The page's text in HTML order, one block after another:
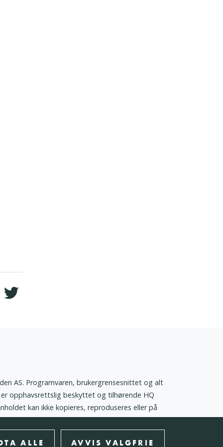
AS. Programvaren, brukergrensesnittet og alt
opphavsrettslig beskyttet og tilhørende HQ
kan ikke kopieres, reproduseres eller på
foreligger skriftlig godkjennelse fra HQ Norden
ALLE AVVIS VALGFRIE